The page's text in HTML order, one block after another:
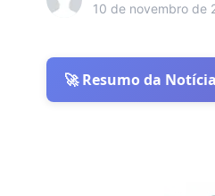
10 de novembro de
🚀 Resumo da Notícia